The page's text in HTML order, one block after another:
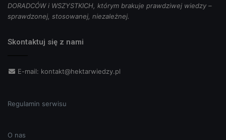
DORADCÓW i WSZYSTKICH, którym brakuje prawdziwej wiedzy –
sprawdzonej, stosowanej, niezależnej.
Skontaktuj się z nami
E-mail: kontakt@hektarwiedzy.pl
Regulamin serwisu
O nas